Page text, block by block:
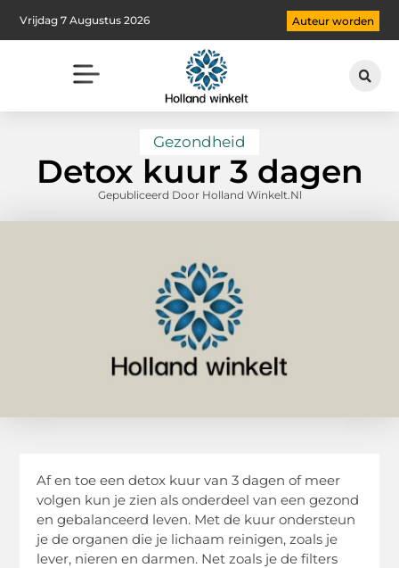
Vrijdag 7 Augustus 2026 Auteur worden
Gezondheid
Detox kuur 3 dagen
Gepubliceerd Door Holland Winkelt.nl
Af en toe een detox kuur van 3 dagen of meer
volgen kun je zien als onderdeel van een gezond
en gebalanceerd leven. Met de kuur ondersteun
je de organen die je lichaam reinigen, zoals je
lever, nieren en darmen. Net zoals je de filters